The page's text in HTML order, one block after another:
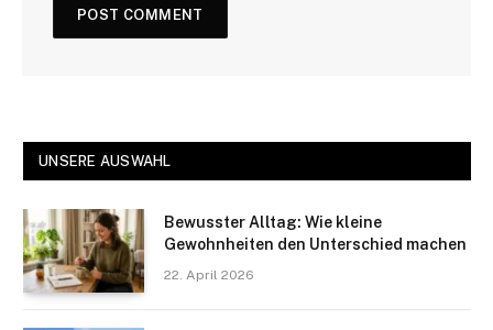
UNSERE AUSWAHL
Bewusster Alltag: Wie kleine
Gewohnheiten den Unterschied machen
22. April 2026